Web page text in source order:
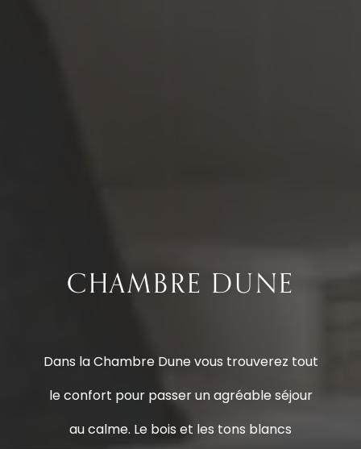
CHAMBRE DUNE
Dans la Chambre Dune vous trouverez tout
le confort pour passer un agréable séjour
au calme. Le bois et les tons blancs